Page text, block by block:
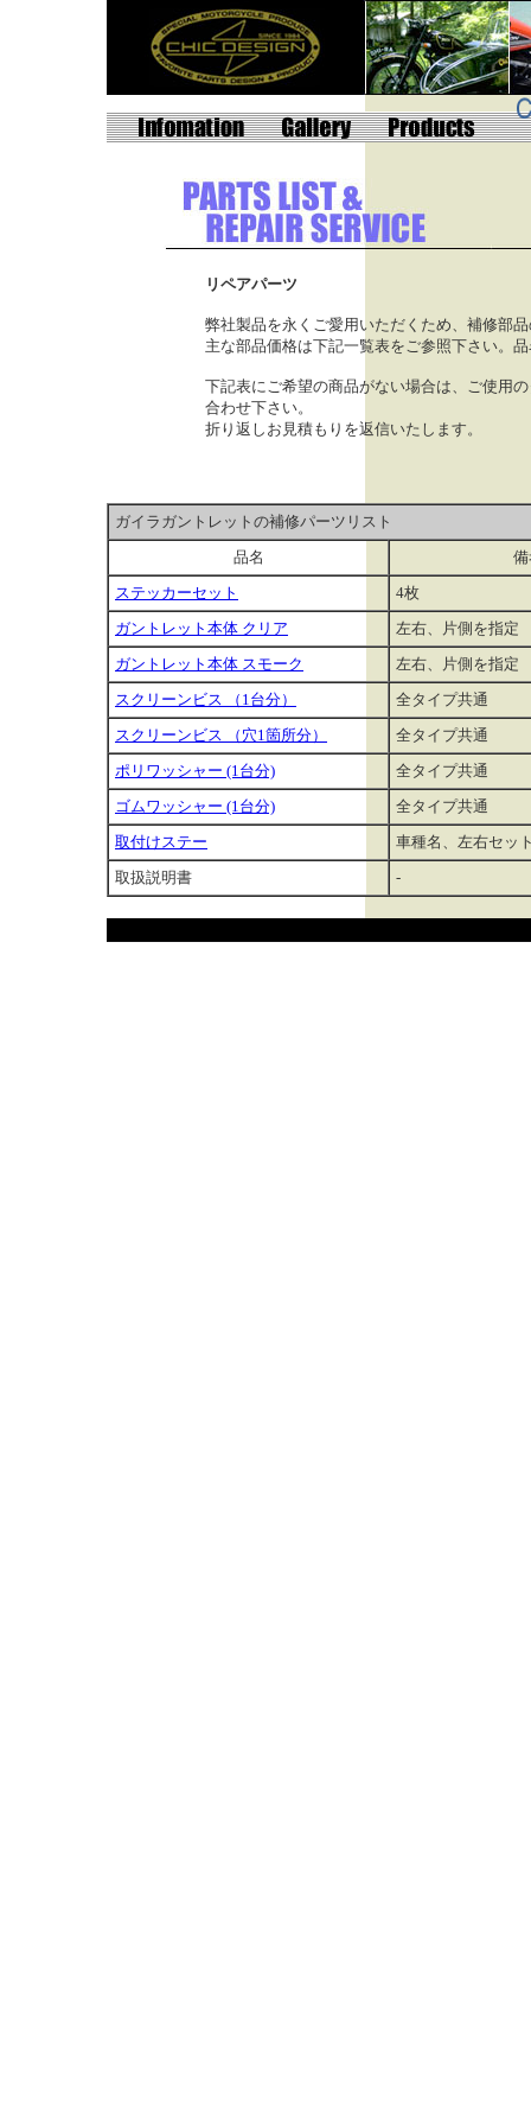
リペアパーツ
弊社製品を永くご愛用いただくため、補修部
主な部品価格は下記一覧表をご参照下さい。
下記表にご希望の商品がない場合は、ご使用
合わせ下さい。
折り返しお見積もりを返信いたします。
ガイラガントレットの補修パーツリスト
品名
ステッカーセット
4枚
ガントレット本体 クリア
左右、片側を指定
ガントレット本体 スモーク
左右、片側を指定
スクリーンビス （1台分）
全タイプ共通
スクリーンビス （穴1箇所分）
全タイプ共通
ポリワッシャー (1台分)
全タイプ共通
ゴムワッシャー (1台分)
全タイプ共通
取付けステー
車種名、左右セッ
取扱説明書
-